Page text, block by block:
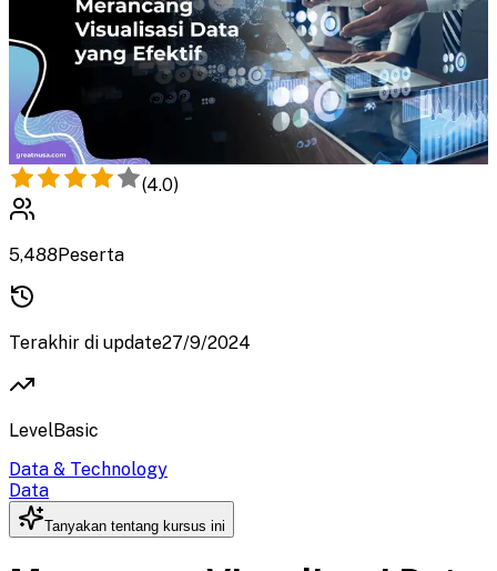
(4.0)
5,488Peserta
Terakhir di update27/9/2024
LevelBasic
Data & Technology
Data
Tanyakan tentang kursus ini